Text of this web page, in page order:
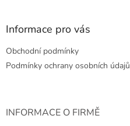
Informace pro vás
Obchodní podmínky
Podmínky ochrany osobních údajů
INFORMACE O FIRMĚ